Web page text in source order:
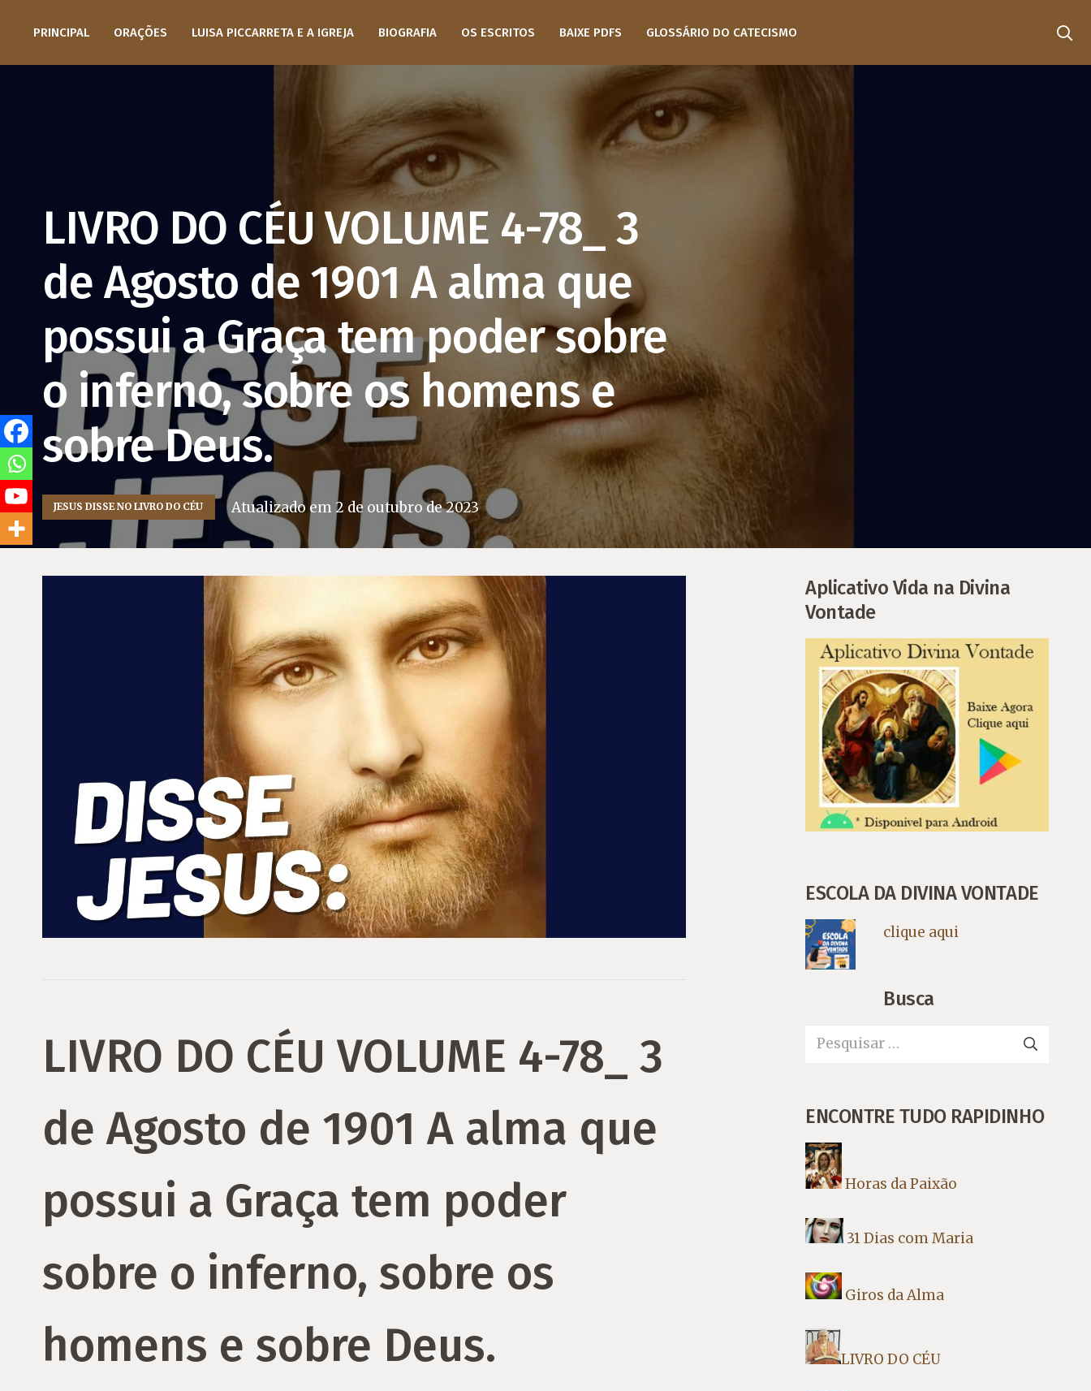
PRINCIPAL ORAÇÕES LUISA PICCARRETA E A IGREJA BIOGRAFIA OS ESCRITOS BAIXE PDFS GLOSSÁRIO DO CATECISMO
LIVRO DO CÉU VOLUME 4-78_ 3
de Agosto de 1901 A alma que
possui a Graça tem poder sobre
o inferno, sobre os homens e
sobre Deus.
JESUS DISSE NO LIVRO DO CÉU Atualizado em 2 de outubro de 2023
LIVRO DO CÉU VOLUME 4-78_ 3
de Agosto de 1901 A alma que
possui a Graça tem poder
sobre o inferno, sobre os
homens e sobre Deus.
Aplicativo Vida na Divina
Vontade
ESCOLA DA DIVINA VONTADE
clique aqui
Busca
Pesquisar
ENCONTRE TUDO RAPIDINHO
Horas da Paixão
31 Dias com Maria
Giros da Alma
LIVRO DO CÉU